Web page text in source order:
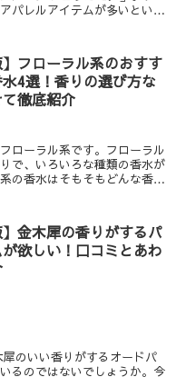
パレルアイテムが多いという
】フローラル系のおすす
4選！香りの選び方な
徹底紹介
ローラル系です。フローラル
で、いろいろな種類の香水が
の香水はそもそもどんな香り
】金木犀の香りがするパ
欲しい！口コミとあわ
のいい香りがするオードパ
るのではないでしょうか。今